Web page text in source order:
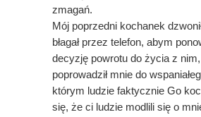
zmagań.
Mój poprzedni kochanek
błagał przez telefon, abym
decyzję powrotu do życia z
poprowadził mnie do
którym ludzie faktycznie Go
się, że ci ludzie modlili się o